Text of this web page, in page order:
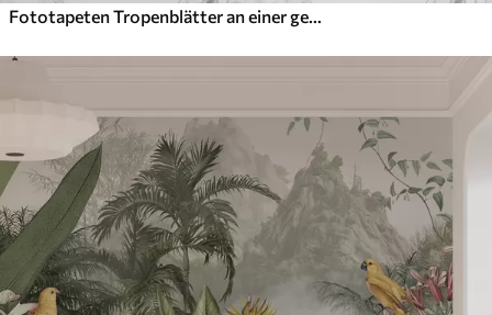
Fototapeten Tropenblätter an einer gealterten Wand